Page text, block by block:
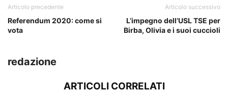
Articolo precedente
Referendum 2020: come si
vota
Articolo successivo
L’impegno dell’USL TSE per
Birba, Olivia e i suoi cuccioli
redazione
ARTICOLI CORRELATI